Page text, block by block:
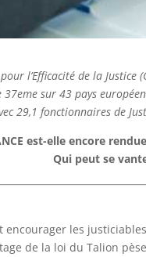
l’Efficacité de la
37eme sur 43 pays
29,1 fonctionnaires de
est-elle encore
Qui peut se
encourager les
de la loi du Talion